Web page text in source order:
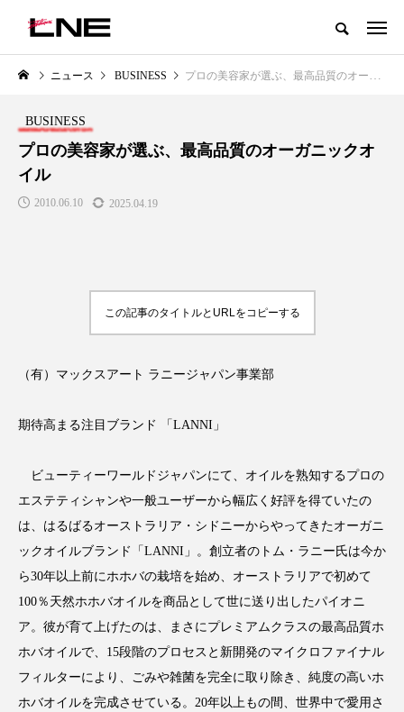
グローバルビューティ＆ヘルスケアビジネス誌
BUSINESS
GWI調査から読み解く2030年の
都市型スパ――身近なウェルネス
2026.08.06
PREMIUM
青山メディカルクリニック｜本
玲 院長：内科と循環器専門医の
医療の新たな価値
2026.04.28
FEATURED 注目の企画
TAG LIST タグ一覧
AI B2B BeautyTech ChatGPT
SaaS SNS
ニュース BUSINESS プロの美容家が選ぶ、最高品質のオーガニックオイル
BUSINESS
プロの美容家が選ぶ、最高品質のオーガニックオ
イル
2010.06.10 2025.04.19
この記事のタイトルとURLをコピーする
（有）マックスアート ラニージャパン事業部
期待高まる注目ブランド 「LANNI」
ビューティーワールドジャパンにて、オイルを熟知するプロの
エステティシャンや一般ユーザーから幅広く好評を得ていたの
は、はるばるオーストラリア・シドニーからやってきたオーガニ
ックオイルブランド「LANNI」。創立者のトム・ラニー氏は今か
ら30年以上前にホホバの栽培を始め、オーストラリアで初めて
100％天然ホホバオイルを商品として世に送り出したパイオニ
ア。彼が育て上げたのは、まさにプレミアムクラスの最高品質ホ
ホバオイルで、15段階のプロセスと新開発のマイクロファイナル
フィルターにより、ごみや雑菌を完全に取り除き、純度の高いホ
ホバオイルを完成させている。20年以上もの間、世界中で愛用さ